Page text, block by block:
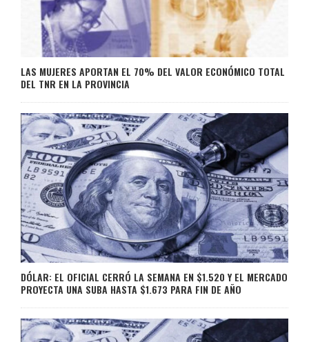
LAS MUJERES APORTAN EL 70% DEL VALOR ECONÓMICO TOTAL
DEL TNR EN LA PROVINCIA
DÓLAR: EL OFICIAL CERRÓ LA SEMANA EN $1.520 Y EL MERCADO
PROYECTA UNA SUBA HASTA $1.673 PARA FIN DE AÑO